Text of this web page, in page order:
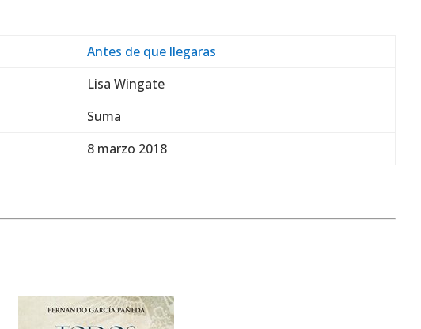
Antes de que llegaras
Lisa Wingate
Suma
8 marzo 2018